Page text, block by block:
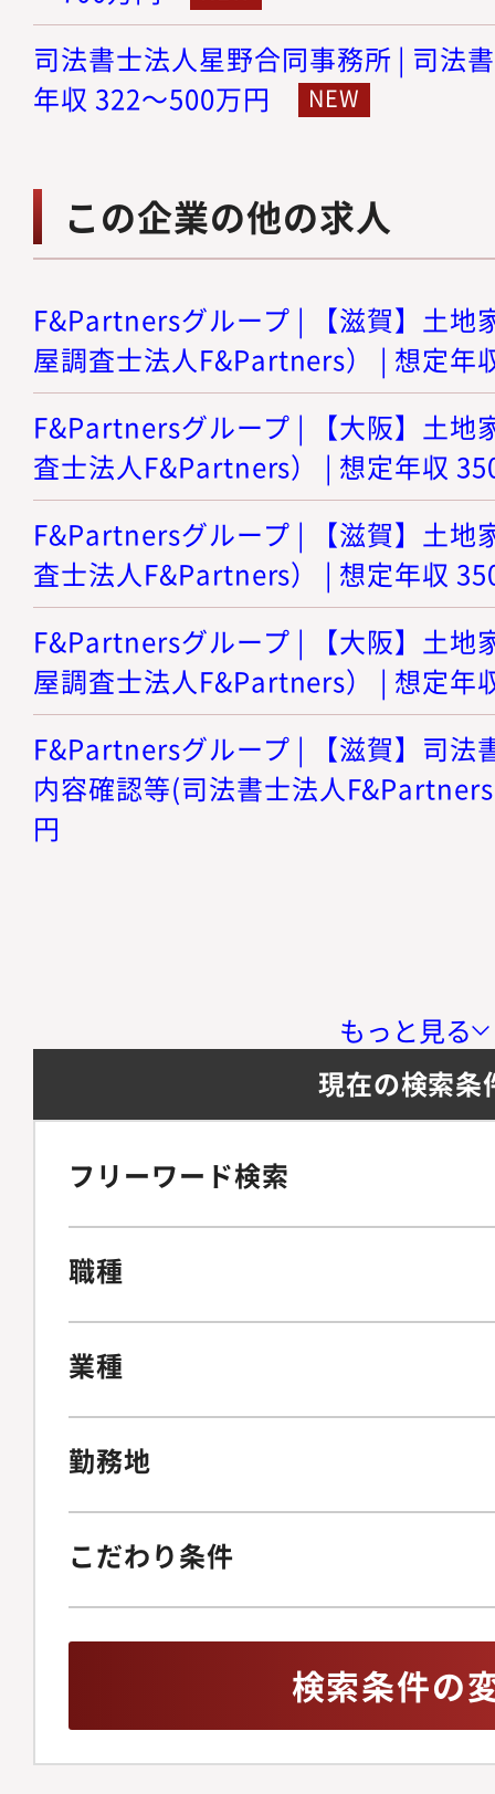
司法書士法人星野合同事務所 | 司法
年収 322～500万円
この企業の他の求人
F&Partnersグループ | 【滋賀】土地
屋調査士法人F&Partners） | 想定年
F&Partnersグループ | 【大阪】土地
査士法人F&Partners） | 想定年収
F&Partnersグループ | 【滋賀】土地
査士法人F&Partners） | 想定年収
F&Partnersグループ | 【大阪】土地
屋調査士法人F&Partners） | 想定年
F&Partnersグループ | 【滋賀】司法
内容確認等(司法書士法人
円
もっと見る
現在の検索条
フリーワード検索
職種
業種
勤務地
こだわり条件
検索条件の